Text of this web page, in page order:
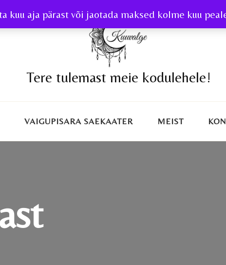
kuu aja pärast või jaotada maksed kolme kuu
Tere tulemast meie kodulehele!
VAIGUPISARA SAEKAATER MEIST